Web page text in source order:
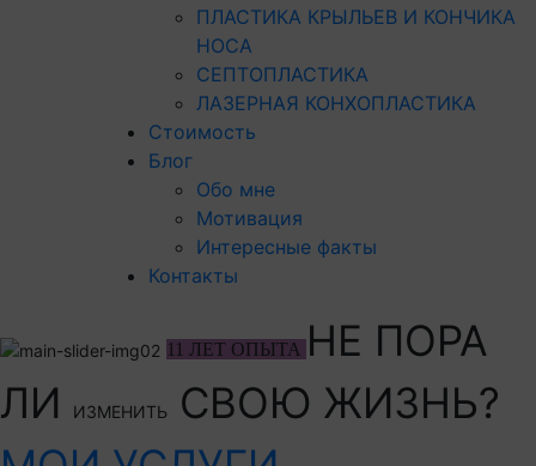
ПЛАСТИКА КРЫЛЬЕВ И КОНЧИКА
НОСА
СЕПТОПЛАСТИКА
ЛАЗЕРНАЯ КОНХОПЛАСТИКА
Стоимость
Блог
Обо мне
Мотивация
Интересные факты
Контакты
11 ЛЕТ ОПЫТА НЕ ПОРА
ЛИ
ИЗМЕНИТЬ
СВОЮ ЖИЗНЬ?